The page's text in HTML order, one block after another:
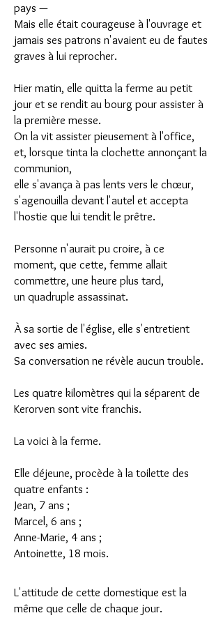
pays —
Mais elle était courageuse à l'ouvrage et
jamais ses patrons n'avaient eu de fautes
graves à lui reprocher.
Hier matin, elle quitta la ferme au petit
jour et se rendit au bourg pour assister à
la première messe.
On la vit assister pieusement à l'office,
et, lorsque tinta la clochette annonçant la
communion,
elle s'avança à pas lents vers le chœur,
s'agenouilla devant l'autel et accepta
l'hostie que lui tendit le prêtre.
Personne n'aurait pu croire, à ce
moment, que cette, femme allait
commettre, une heure plus tard,
un quadruple assassinat.
À sa sortie de l'église, elle s'entretient
avec ses amies.
Sa conversation ne révèle aucun trouble.
Les quatre kilomètres qui la séparent de
Kerorven sont vite franchis.
La voici à la ferme.
Elle déjeune, procède à la toilette des
quatre enfants :
Jean, 7 ans ;
Marcel, 6 ans ;
Anne-Marie, 4 ans ;
Antoinette, 18 mois.
L'attitude de cette domestique est la
même que celle de chaque jour.